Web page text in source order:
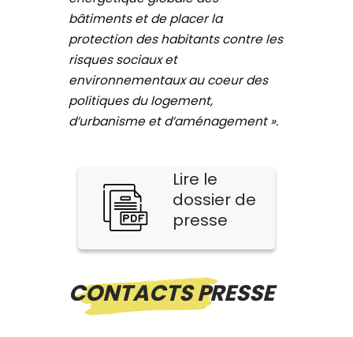
bâtiments et de placer la
protection des habitants contre les
risques sociaux et
environnementaux au coeur des
politiques du logement,
d’urbanisme et d’aménagement ».
Lire le
dossier de
presse
CONTACTS PRESSE